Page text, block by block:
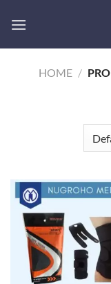
HOME /